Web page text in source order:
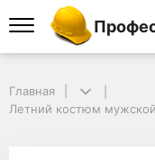
Главная
Летний костюм